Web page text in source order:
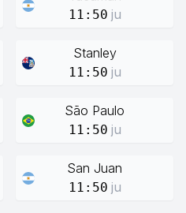
11:50 ju
Stanley
11:50 ju
São Paulo
11:50 ju
San Juan
11:50 ju